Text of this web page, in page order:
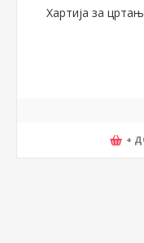
Хартија за
+